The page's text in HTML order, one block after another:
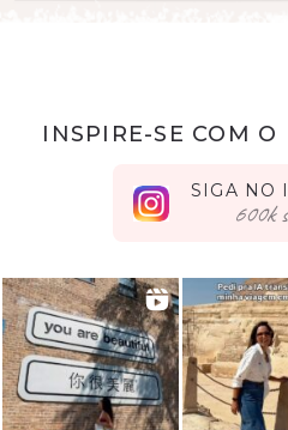
INSPIRE-SE COM O
SIGA NO